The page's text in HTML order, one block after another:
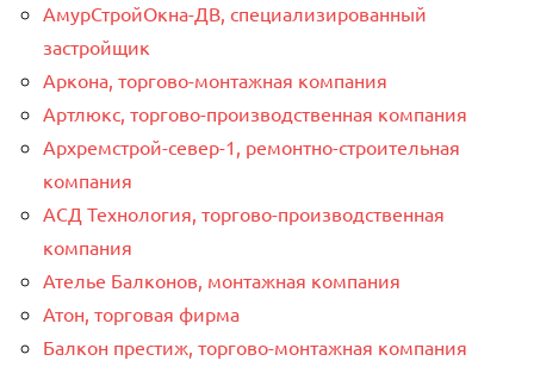
АмурСтройОкна-ДВ, специализированный
застройщик
Аркона, торгово-монтажная компания
Артлюкс, торгово-производственная компания
Архремстрой-север-1, ремонтно-строительная
компания
АСД Технология, торгово-производственная
компания
Ателье Балконов, монтажная компания
Атон, торговая фирма
Балкон престиж, торгово-монтажная компания